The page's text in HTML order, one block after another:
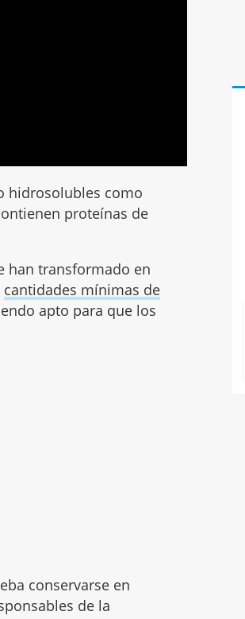
hidrosolubles como
proteínas de
han transformado en
cantidades mínimas de
apto para que los
conservarse en
de la